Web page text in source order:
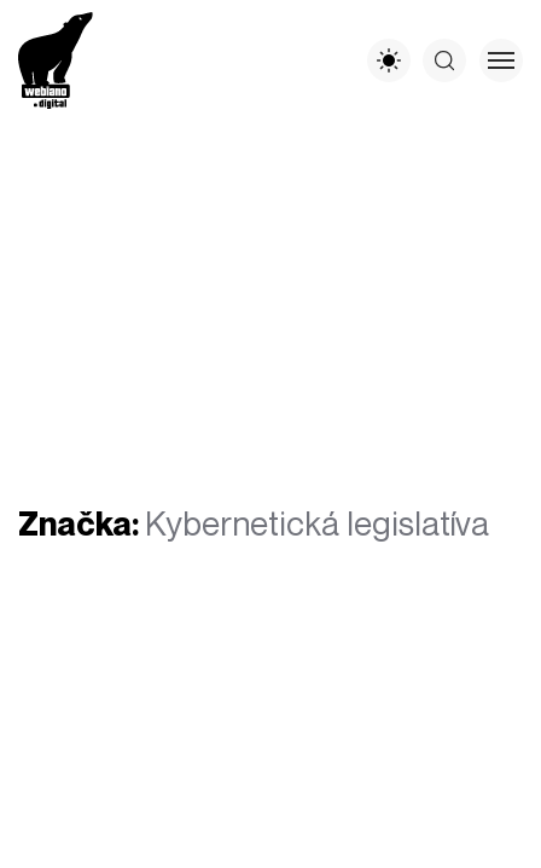
Značka: Kybernetická legislatíva